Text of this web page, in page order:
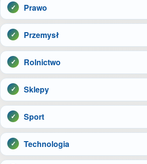
Prawo
Przemysł
Rolnictwo
Sklepy
Sport
Technologia